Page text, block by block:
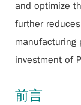
and optimize
further
manufacturing
investment of
前言